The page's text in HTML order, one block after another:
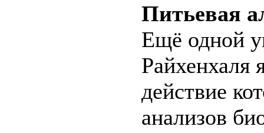
Питьевая
Ещё одной
Райхенхаля
действие
анализов